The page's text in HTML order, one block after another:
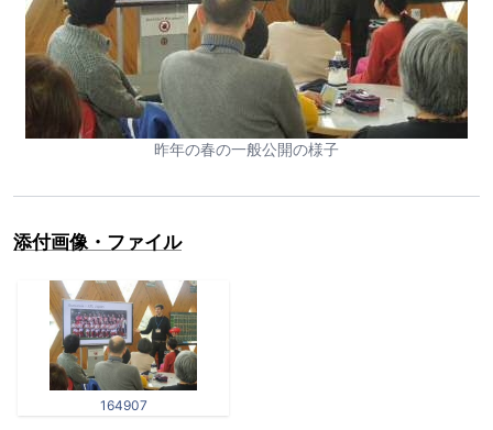
昨年の春の一般公開の様子
添付画像・ファイル
164907